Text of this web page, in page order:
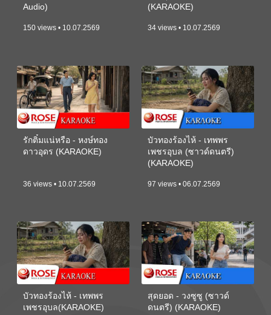
Audio)
150 views • 10.07.2569
(KARAOKE)
34 views • 10.07.2569
รักติ๋มแน่หรือ - หงษ์ทอง
ดาวอุดร (KARAOKE)
36 views • 10.07.2569
บัวทองร้องไห้ - เทพพร
เพชรอุบล (ซาวด์ดนตรี)
(KARAOKE)
97 views • 06.07.2569
บัวทองร้องไห้ - เทพพร
เพชรอุบล(KARAOKE)
สุดยอด - วงซูซู (ซาวด์
ดนตรี) (KARAOKE)